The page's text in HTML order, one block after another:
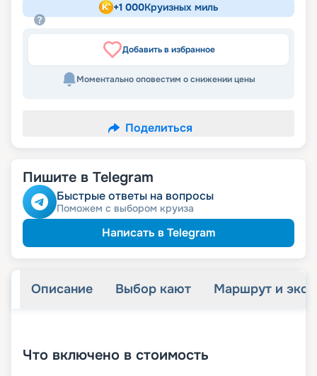
+1 000Круизных миль
Добавить в избранное
Моментально оповестим о снижении цены
Поделиться
Пишите в Telegram
Быстрые ответы на вопросы
Поможем с выбором круиза
Написать в Telegram
Описание Выбор кают Маршрут и
Что включено в стоимость